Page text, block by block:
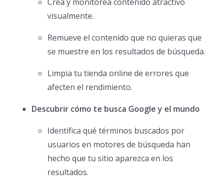
visualmente.
Remueve el contenido que no quieras que
se muestre en los resultados de búsqueda.
Limpia tu tienda online de errores que
afecten el rendimiento.
Descubrir cómo te busca Google y el mundo
Identifica qué términos buscados por
usuarios en motores de búsqueda han
hecho que tu sitio aparezca en los
resultados.